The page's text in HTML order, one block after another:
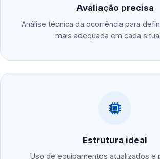
Avaliação precisa
Análise técnica da ocorrência para
mais adequada em cada
Estrutura ideal
Uso de equipamentos atualizados e